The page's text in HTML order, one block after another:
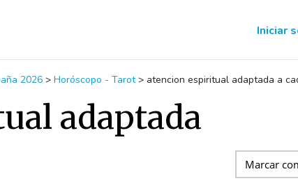
Iniciar
2026 > Horóscopo - Tarot > atencion espiritual adaptada a
adaptada